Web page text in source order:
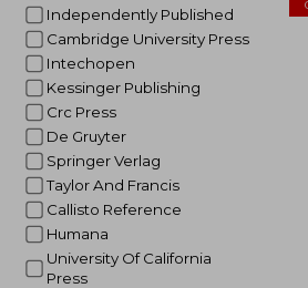
Independently Published
Cambridge University Press
Intechopen
Kessinger Publishing
Crc Press
De Gruyter
Springer Verlag
Taylor And Francis
Callisto Reference
Humana
University Of California
Press